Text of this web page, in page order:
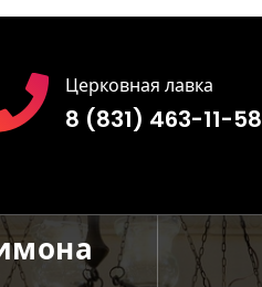
Церковная лавка
8 (831) 463-11-58